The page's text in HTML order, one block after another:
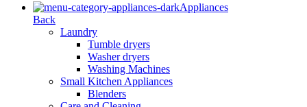
Appliances
Back
Laundry
Tumble dryers
Washer dryers
Washing Machines
Small Kitchen Appliances
Blenders